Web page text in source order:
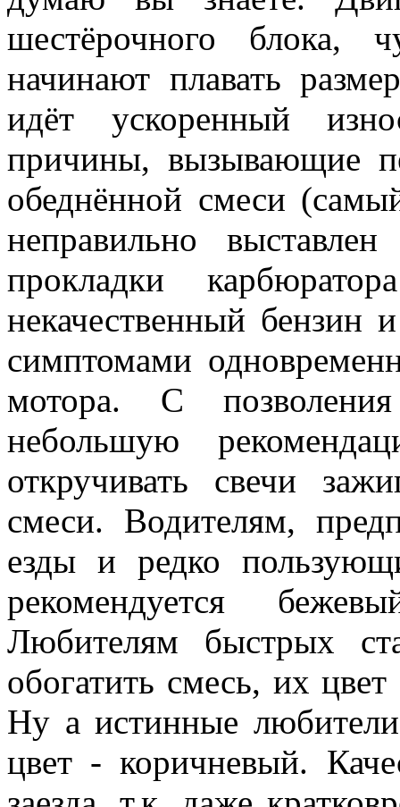
шестёрочного блока,
начинают плавать
идёт ускоренный
причины, вызывающие
обеднённой смеси
неправильно
прокладки
некачественный бензин
симптомами
мотора. С
небольшую
откручивать свечи
смеси. Водителям,
езды и редко
рекомендуется
Любителям быстрых
обогатить смесь, их
Ну а истинные
цвет - коричневый.